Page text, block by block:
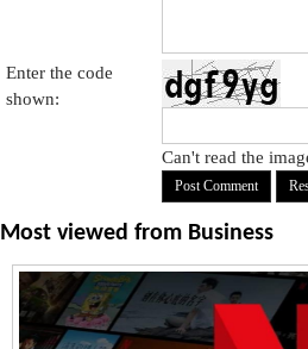
Enter the code
shown:
Can't read the
Most viewed from Business